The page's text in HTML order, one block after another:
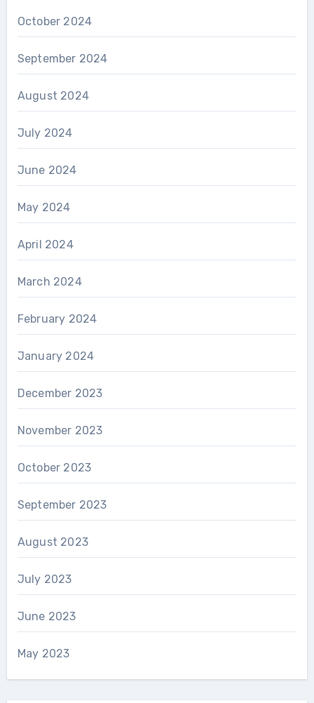
October 2024
September 2024
August 2024
July 2024
June 2024
May 2024
April 2024
March 2024
February 2024
January 2024
December 2023
November 2023
October 2023
September 2023
August 2023
July 2023
June 2023
May 2023